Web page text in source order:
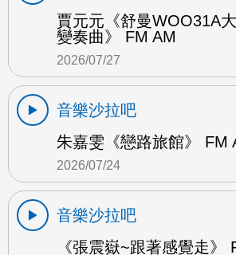
賈元元《舒曼WOO31A
變奏曲》 FM AM
2026/07/27
音樂沙拉吧
朱嘉雯《戀路旅館》 FM
2026/07/24
音樂沙拉吧
《張震嶽~跟著感覺走》